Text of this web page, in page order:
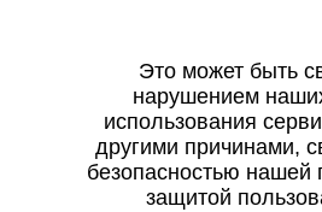
Это может быть
нарушением
использования
другими причинами,
безопасностью
защитой